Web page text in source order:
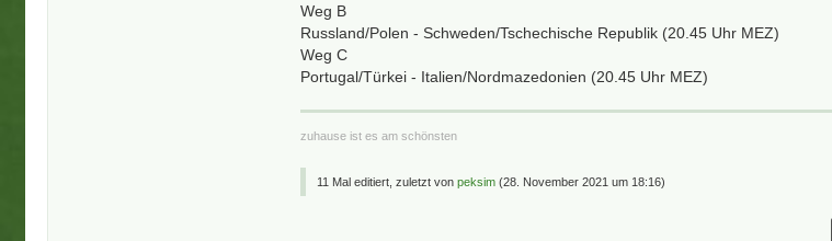
Weg B
Russland/Polen - Schweden/Tschechische Republik (20.45 Uhr MEZ)
Weg C
Portugal/Türkei - Italien/Nordmazedonien (20.45 Uhr MEZ)
zuhause ist es am schönsten
11 Mal editiert, zuletzt vonpeksim (28. November 2021 um 18:16)